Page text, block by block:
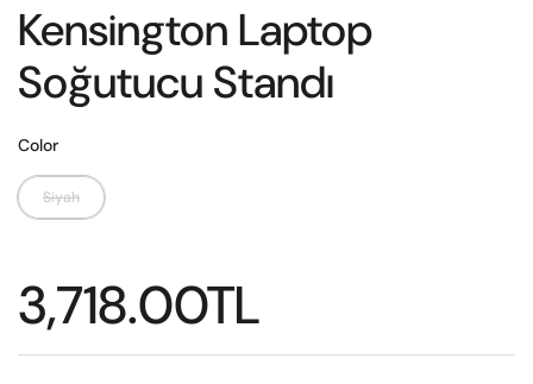
Kensington Laptop
Soğutucu Standı
Color
Siyah
3,718.00TL